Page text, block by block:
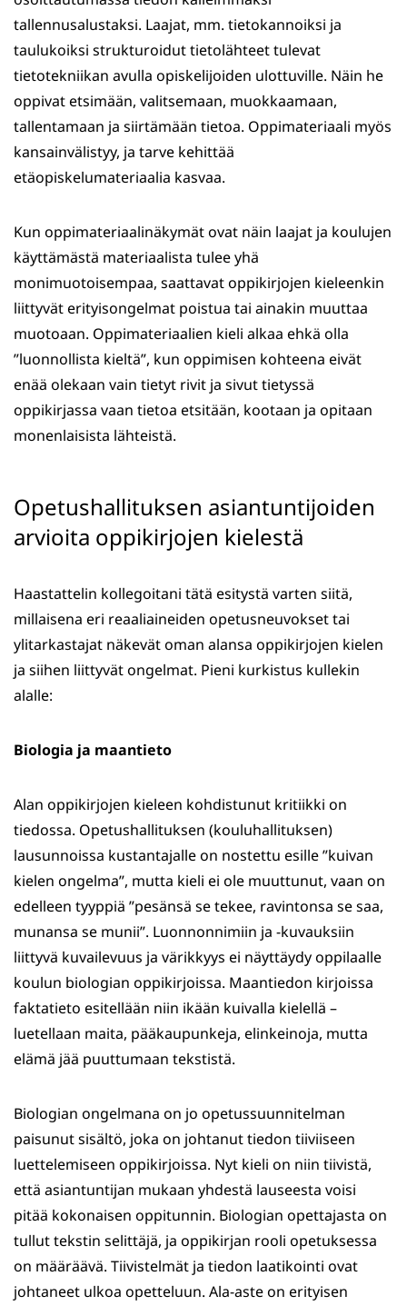
tallennusalustaksi. Laajat, mm. tietokannoiksi ja
taulukoiksi strukturoidut tietolähteet tulevat
tietotekniikan avulla opiskelijoiden ulottuville. Näin he
oppivat etsimään, valitsemaan, muokkaamaan,
tallentamaan ja siirtämään tietoa. Oppimateriaali myös
kansainvälistyy, ja tarve kehittää
etäopiskelumateriaalia kasvaa.
Kun oppimateriaalinäkymät ovat näin laajat ja koulujen
käyttämästä materiaalista tulee yhä
monimuotoisempaa, saattavat oppikirjojen kieleenkin
liittyvät erityisongelmat poistua tai ainakin muuttaa
muotoaan. Oppimateriaalien kieli alkaa ehkä olla
”luonnollista kieltä”, kun oppimisen kohteena eivät
enää olekaan vain tietyt rivit ja sivut tietyssä
oppikirjassa vaan tietoa etsitään, kootaan ja opitaan
monenlaisista lähteistä.
Opetushallituksen asiantuntijoiden
arvioita oppikirjojen kielestä
Haastattelin kollegoitani tätä esitystä varten siitä,
millaisena eri reaaliaineiden opetusneuvokset tai
ylitarkastajat näkevät oman alansa oppikirjojen kielen
ja siihen liittyvät ongelmat. Pieni kurkistus kullekin
alalle:
Biologia ja maantieto
Alan oppikirjojen kieleen kohdistunut kritiikki on
tiedossa. Opetushallituksen (kouluhallituksen)
lausunnoissa kustantajalle on nostettu esille ”kuivan
kielen ongelma”, mutta kieli ei ole muuttunut, vaan on
edelleen tyyppiä ”pesänsä se tekee, ravintonsa se saa,
munansa se munii”. Luonnonnimiin ja -kuvauksiin
liittyvä kuvailevuus ja värikkyys ei näyttäydy oppilaalle
koulun biologian oppikirjoissa. Maantiedon kirjoissa
faktatieto esitellään niin ikään kuivalla kielellä –
luetellaan maita, pääkaupunkeja, elinkeinoja, mutta
elämä jää puuttumaan tekstistä.
Biologian ongelmana on jo opetussuunnitelman
paisunut sisältö, joka on johtanut tiedon tiiviiseen
luettelemiseen oppikirjoissa. Nyt kieli on niin tiivistä,
että asiantuntijan mukaan yhdestä lauseesta voisi
pitää kokonaisen oppitunnin. Biologian opettajasta on
tullut tekstin selittäjä, ja oppikirjan rooli opetuksessa
on määräävä. Tiivistelmät ja tiedon laatikointi ovat
johtaneet ulkoa opetteluun. Ala-aste on erityisen